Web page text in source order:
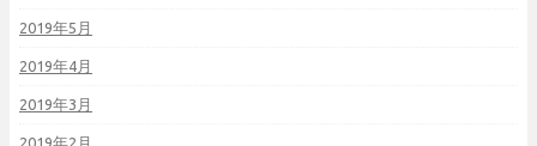
2019年5月
2019年4月
2019年3月
2019年2月